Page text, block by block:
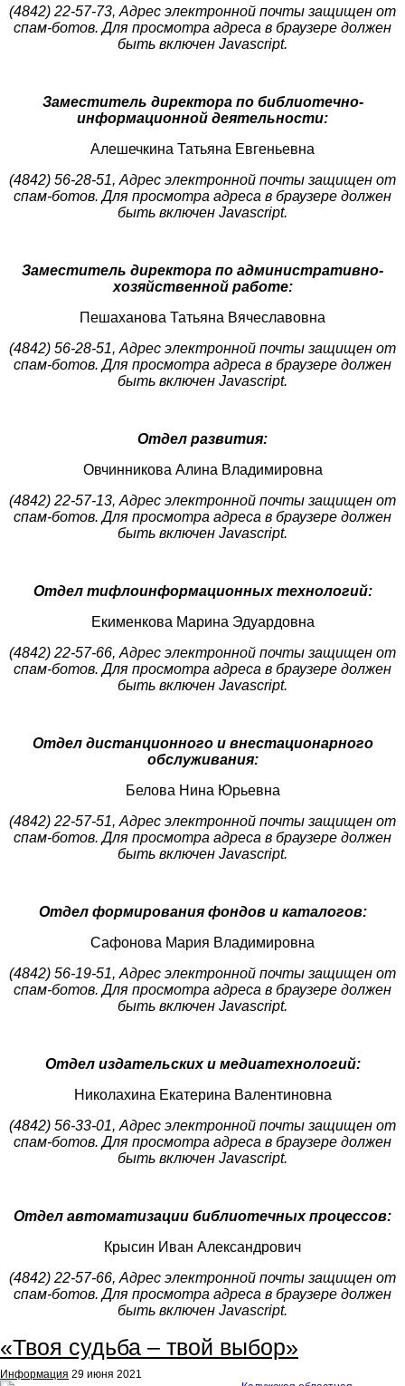
(4842) 22-57-73,Адрес электронной почты защищен от
спам-ботов. Для просмотра адреса в браузере должен
быть включен Javascript.
Заместитель директора по библиотечно-
информационной деятельности:
Алешечкина Татьяна Евгеньевна
(4842) 56-28-51,Адрес электронной почты защищен от
спам-ботов. Для просмотра адреса в браузере должен
быть включен Javascript.
Заместитель директора по административно-
хозяйственной работе:
Пешаханова Татьяна Вячеславовна
(4842) 56-28-51,Адрес электронной почты защищен от
спам-ботов. Для просмотра адреса в браузере должен
быть включен Javascript.
Отдел развития:
Овчинникова Алина Владимировна
(4842) 22-57-13,Адрес электронной почты защищен от
спам-ботов. Для просмотра адреса в браузере должен
быть включен Javascript.
Отдел тифлоинформационных технологий:
Екименкова Марина Эдуардовна
(4842) 22-57-66,Адрес электронной почты защищен от
спам-ботов. Для просмотра адреса в браузере должен
быть включен Javascript.
Отдел дистанционного и внестационарного
обслуживания:
Белова Нина Юрьевна
(4842) 22-57-51,Адрес электронной почты защищен от
спам-ботов. Для просмотра адреса в браузере должен
быть включен Javascript.
Отдел формирования фондов и каталогов:
Сафонова Мария Владимировна
(4842) 56-19-51,Адрес электронной почты защищен от
спам-ботов. Для просмотра адреса в браузере должен
быть включен Javascript.
Отдел издательских и медиатехнологий:
Николахина Екатерина Валентиновна
(4842) 56-33-01,Адрес электронной почты защищен от
спам-ботов. Для просмотра адреса в браузере должен
быть включен Javascript.
Отдел автоматизации библиотечных процессов:
Крысин Иван Александрович
(4842) 22-57-66,Адрес электронной почты защищен от
спам-ботов. Для просмотра адреса в браузере должен
быть включен Javascript.
«Твоя судьба – твой выбор»
Информация 29 июня 2021